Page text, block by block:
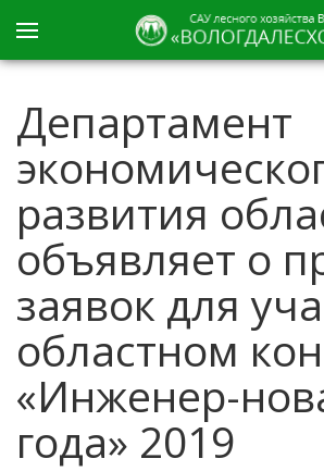
Департамент
развития
объявляет о
заявок для
областном
«Инженер-
года» 2019